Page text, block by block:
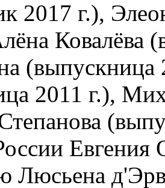
2017 г.),
Ковалёва
(выпускница
2011 г.),
Люсьена